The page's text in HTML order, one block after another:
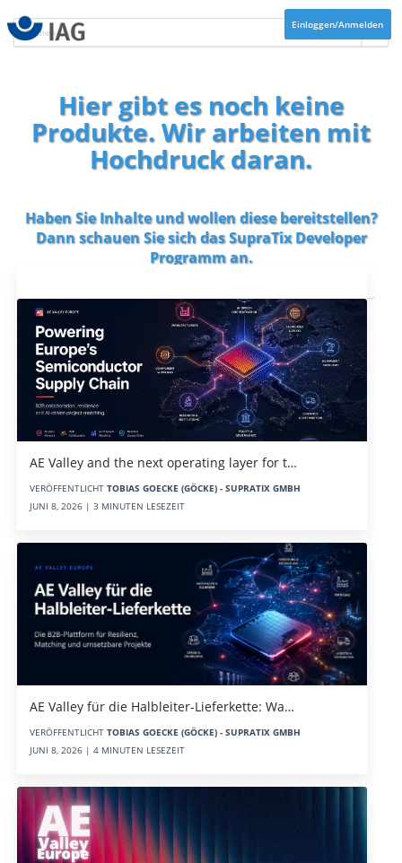
Einloggen/Anmelden
Hier gibt es noch keine
Produkte. Wir arbeiten mit
Hochdruck daran.
Haben Sie Inhalte und wollen diese bereitstellen?
Dann schauen Sie sich dasSupraTix Developer
Programman.
AE Valley and the next operating layer for t…
VERÖFFENTLICHT TOBIAS GOECKE (GÖCKE) - SUPRATIX GMBH
JUNI 8, 2026 | 3 MINUTEN LESEZEIT
AE Valley für die Halbleiter-Lieferkette: Wa…
VERÖFFENTLICHT TOBIAS GOECKE (GÖCKE) - SUPRATIX GMBH
JUNI 8, 2026 | 4 MINUTEN LESEZEIT